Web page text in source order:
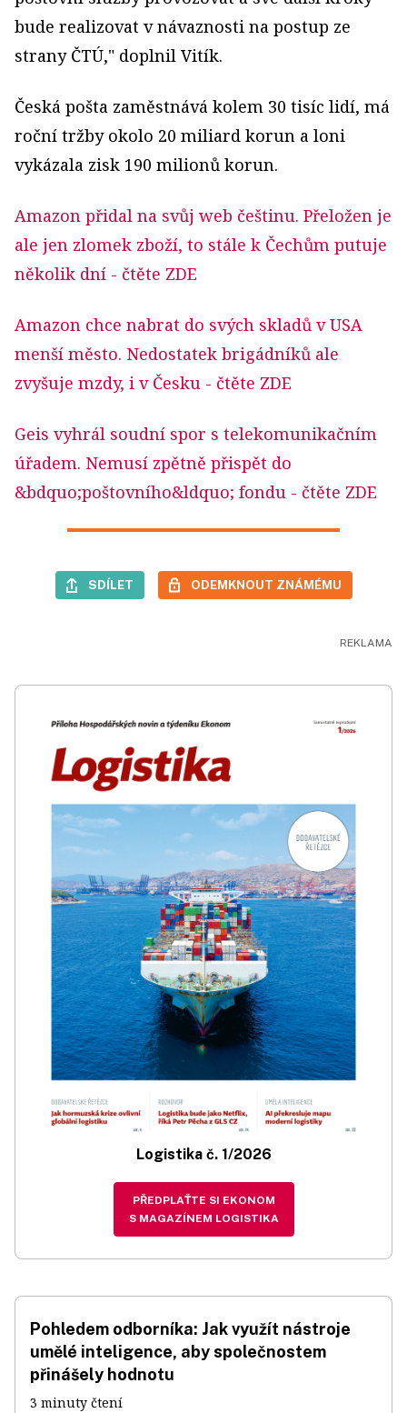
bude realizovat v návaznosti na postup ze
strany ČTÚ," doplnil Vitík.
Česká pošta zaměstnává kolem 30 tisíc lidí, má
roční tržby okolo 20 miliard korun a loni
vykázala zisk 190 milionů korun.
Amazon přidal na svůj web češtinu. Přeložen je
ale jen zlomek zboží, to stále k Čechům putuje
několik dní - čtěte ZDE
Amazon chce nabrat do svých skladů v USA
menší město. Nedostatek brigádníků ale
zvyšuje mzdy, i v Česku - čtěte ZDE
Geis vyhrál soudní spor s telekomunikačním
úřadem. Nemusí zpětně přispět do
&bdquo;poštovního&ldquo; fondu - čtěte ZDE
SDÍLET ODEMKNOUT ZNÁMÉMU
Logistika č. 1/2026
PŘEDPLAŤTE SI EKONOM
S MAGAZÍNEM LOGISTIKA
Pohledem odborníka: Jak využít nástroje
umělé inteligence, aby společnostem
přinášely hodnotu
3 minuty čtení